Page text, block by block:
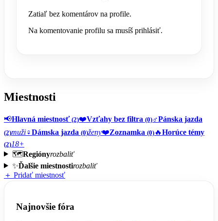
Zatiaľ bez komentárov na profile.
Na komentovanie profilu sa musíš prihlásiť.
Miestnosti
📢Hlavná miestnosť (2)❤️Vzťahy bez filtra (0)♂️Pánska jazda
(2)muži♀️Dámska jazda (0)ženy❤️Zoznamka (0) 🔥Horúce témy
(2)18+
🗺️Regiónyrozbaliť
✨Ďalšie miestnostirozbaliť
＋ Pridať miestnosť
Najnovšie fóra